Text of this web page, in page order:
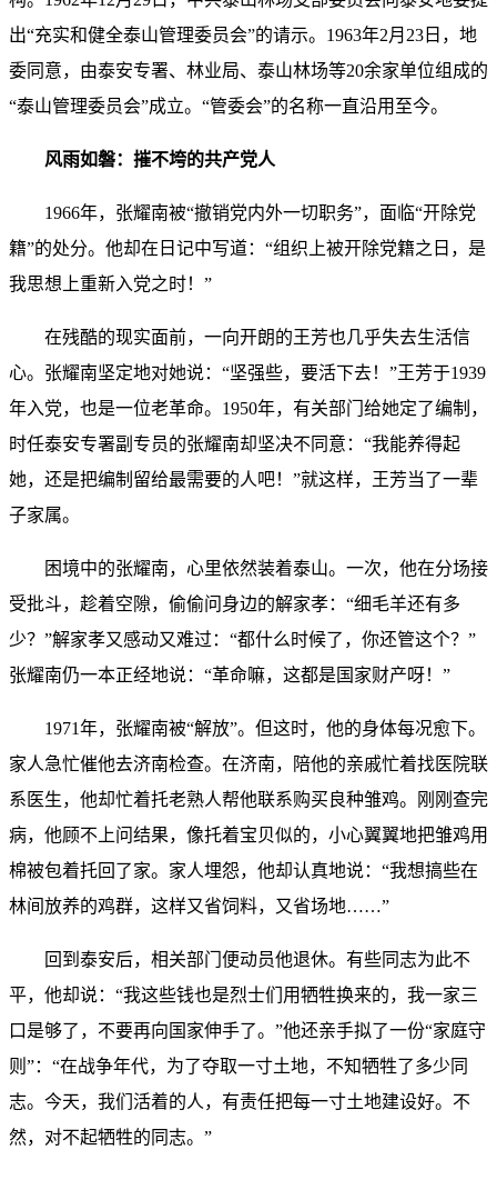
出“充实和健全泰山管理委员会”的请示。1963年2月23日，地
委同意，由泰安专署、林业局、泰山林场等20余家单位组成的
“泰山管理委员会”成立。“管委会”的名称一直沿用至今。
风雨如磐：摧不垮的共产党人
1966年，张耀南被“撤销党内外一切职务”，面临“开除党
籍”的处分。他却在日记中写道：“组织上被开除党籍之日，是
我思想上重新入党之时！”
在残酷的现实面前，一向开朗的王芳也几乎失去生活信
心。张耀南坚定地对她说：“坚强些，要活下去！”王芳于1939
年入党，也是一位老革命。1950年，有关部门给她定了编制，
时任泰安专署副专员的张耀南却坚决不同意：“我能养得起
她，还是把编制留给最需要的人吧！”就这样，王芳当了一辈
子家属。
困境中的张耀南，心里依然装着泰山。一次，他在分场接
受批斗，趁着空隙，偷偷问身边的解家孝：“细毛羊还有多
少？”解家孝又感动又难过：“都什么时候了，你还管这个？”
张耀南仍一本正经地说：“革命嘛，这都是国家财产呀！”
1971年，张耀南被“解放”。但这时，他的身体每况愈下。
家人急忙催他去济南检查。在济南，陪他的亲戚忙着找医院联
系医生，他却忙着托老熟人帮他联系购买良种雏鸡。刚刚查完
病，他顾不上问结果，像托着宝贝似的，小心翼翼地把雏鸡用
棉被包着托回了家。家人埋怨，他却认真地说：“我想搞些在
林间放养的鸡群，这样又省饲料，又省场地……”
回到泰安后，相关部门便动员他退休。有些同志为此不
平，他却说：“我这些钱也是烈士们用牺牲换来的，我一家三
口是够了，不要再向国家伸手了。”他还亲手拟了一份“家庭守
则”：“在战争年代，为了夺取一寸土地，不知牺牲了多少同
志。今天，我们活着的人，有责任把每一寸土地建设好。不
然，对不起牺牲的同志。”